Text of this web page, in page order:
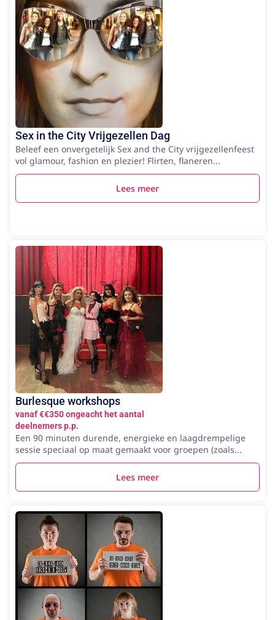
Sex in the City Vrijgezellen Dag
Beleef een onvergetelijk Sex and the City vrijgezellenfeest
vol glamour, fashion en plezier! Flirten, flaneren...
Lees meer
Burlesque workshops
vanaf €€350 ongeacht het aantal
deelnemers p.p.
Een 90 minuten durende, energieke en laagdrempelige
sessie speciaal op maat gemaakt voor groepen (zoals...
Lees meer